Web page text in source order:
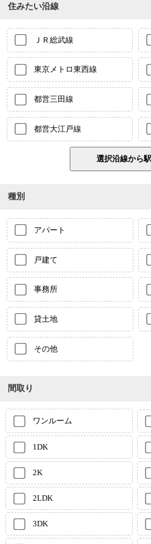
住みたい沿線
ＪＲ総武線
東京メトロ東西線
都営三田線
都営大江戸線
種別
アパート
戸建て
事務所
貸土地
その他
間取り
ワンルーム
1DK
2K
2LDK
3DK